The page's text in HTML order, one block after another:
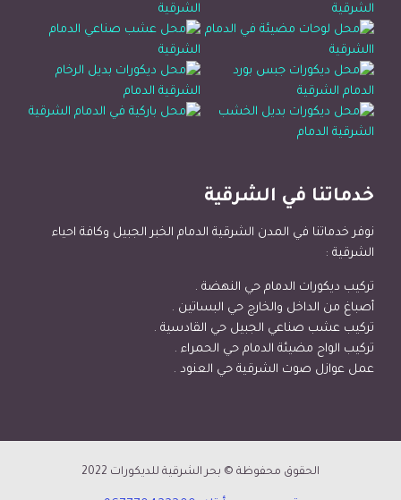
خدماتنا في الشرقية
نوفر خدماتنا في المدن الشرقية الدمام الخبر الجبيل وكافة احياء
الشرقية :
تركيب ديكورات الدمام حي النهضة .
أصباغ من الداخل والخارج حي البساتين .
تركيب عشب صناعي الجبيل حي القادسية .
تركيب الواح مضيئة الدمام حي الحمراء .
عمل عوازل صوت الشرقية حي العنود .
الحقوق محفوظة © بحر الشرقية للديكورات 2022